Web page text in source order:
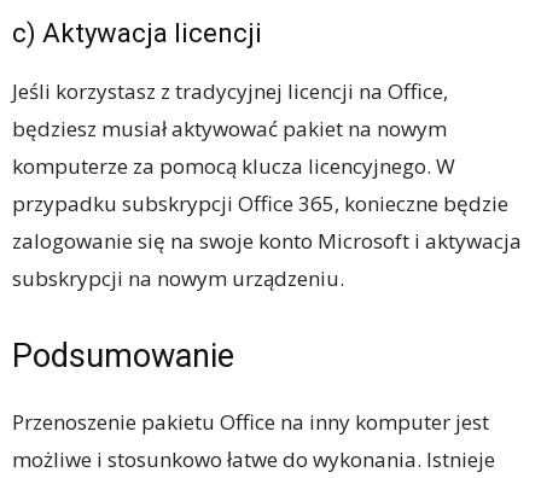
c) Aktywacja licencji
Jeśli korzystasz z tradycyjnej licencji na Office,
będziesz musiał aktywować pakiet na nowym
komputerze za pomocą klucza licencyjnego. W
przypadku subskrypcji Office 365, konieczne będzie
zalogowanie się na swoje konto Microsoft i aktywacja
subskrypcji na nowym urządzeniu.
Podsumowanie
Przenoszenie pakietu Office na inny komputer jest
możliwe i stosunkowo łatwe do wykonania. Istnieje